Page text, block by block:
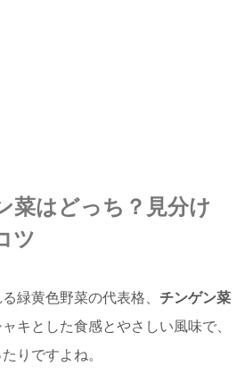
菜はどっち？見分け
ツ
緑黄色野菜の代表格、 チンゲン菜
キとした食感とやさしい風味で、
りですよね。